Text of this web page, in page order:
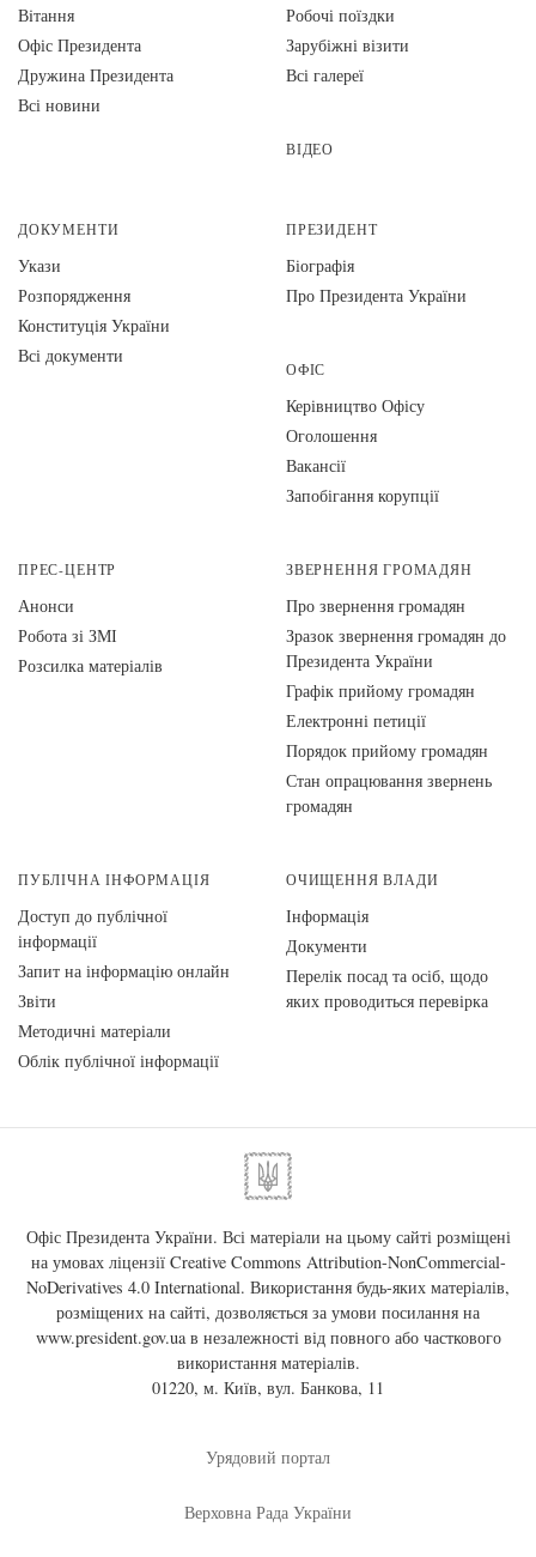
Вiтання
Офіс Президента
Дружина Президента
Всі новини
Робочі поїздки
Зарубіжні візити
Всі галереї
ВІДЕО
ДОКУМЕНТИ
Укази
Розпорядження
Конституція України
Всі документи
ПРЕЗИДЕНТ
Біографія
Про Президента України
ОФІС
Керівництво Офісу
Оголошення
Вакансії
Запобігання корупції
ПРЕС-ЦЕНТР
Анонси
Робота зі ЗМІ
Розсилка матеріалів
ЗВЕРНЕННЯ ГРОМАДЯН
Про звернення громадян
Зразок звернення громадян до
Президента України
Графік прийому громадян
Електронні петиції
Порядок прийому громадян
Стан опрацювання звернень
громадян
ПУБЛІЧНА ІНФОРМАЦІЯ
Доступ до публічної
інформації
Запит на інформацію онлайн
Звіти
Методичні матеріали
Облік публічної інформації
ОЧИЩЕННЯ ВЛАДИ
Інформація
Документи
Перелік посад та осіб, щодо
яких проводиться перевірка
Офіс Президента України. Всі матеріали на цьому сайті розміщені
на умовах ліцензії Creative Commons Attribution-NonCommercial-
NoDerivatives 4.0 International. Використання будь-яких матеріалів,
розміщених на сайті, дозволяється за умови посилання на
www.president.gov.uaв незалежності від повного або часткового
використання матеріалів.
01220, м. Київ, вул. Банкова, 11
Урядовий портал
Верховна Рада України